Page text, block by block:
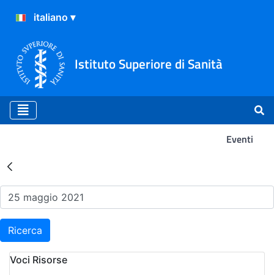
Istituto Superiore di Sanità
Eventi
Risultati della Ricerca -
Ricerca
Voci Risorse